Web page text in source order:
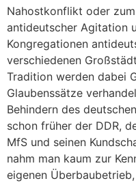
Nahostkonflikt oder
antideutscher Agitation
Kongregationen
verschiedenen
Tradition werden dabei
Glaubenssätze
Behindern des
schon früher der DDR,
MfS und seinen
nahm man kaum zur
eigenen